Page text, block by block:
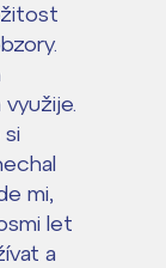
mi,
let
a